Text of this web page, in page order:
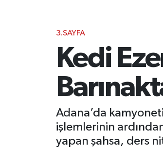
3.SAYFA
Kedi
Adana’da
işlemlerinin
yapan şahsa, ders